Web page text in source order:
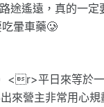
遙遠，真的一定
暈車藥🥲
<r>平日來等於
營主非常用心